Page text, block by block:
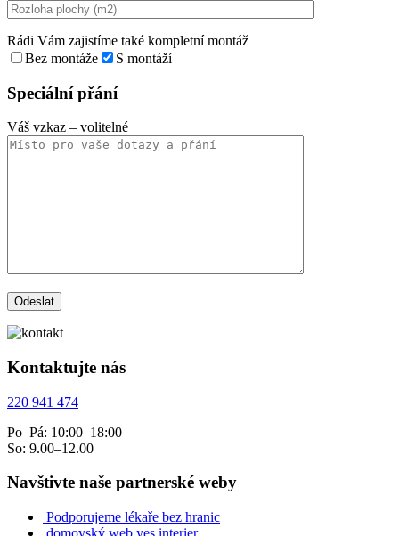
Rádi Vám zajistíme také kompletní montáž
Bez montáže
S montáží
Speciální přání
Váš vzkaz – volitelné
Kontaktujte nás
220 941 474
Po–Pá: 10:00–18:00
So: 9.00–12.00
Navštivte naše partnerské weby
Podporujeme lékaře bez hranic